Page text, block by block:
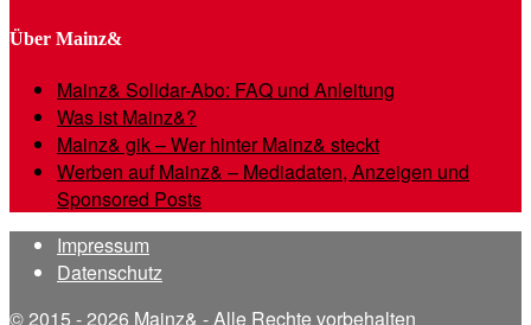
Über Mainz&
Mainz& Solidar-Abo: FAQ und Anleitung
Was ist Mainz&?
Mainz& gik – Wer hinter Mainz& steckt
Werben auf Mainz& – Mediadaten, Anzeigen und
Sponsored Posts
Impressum
Datenschutz
© 2015 - 2026 Mainz& - Alle Rechte vorbehalten